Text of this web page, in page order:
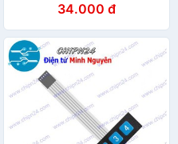
34.000 đ